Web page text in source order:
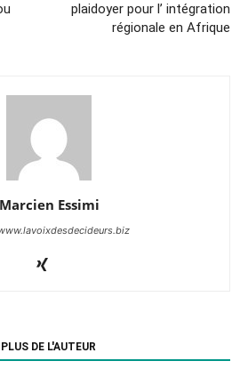
plaidoyer pour l’ intégration
régionale en Afrique
Marcien Essimi
PLUS DE L'AUTEUR